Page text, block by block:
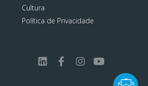
Cultura
Política de Privacidade